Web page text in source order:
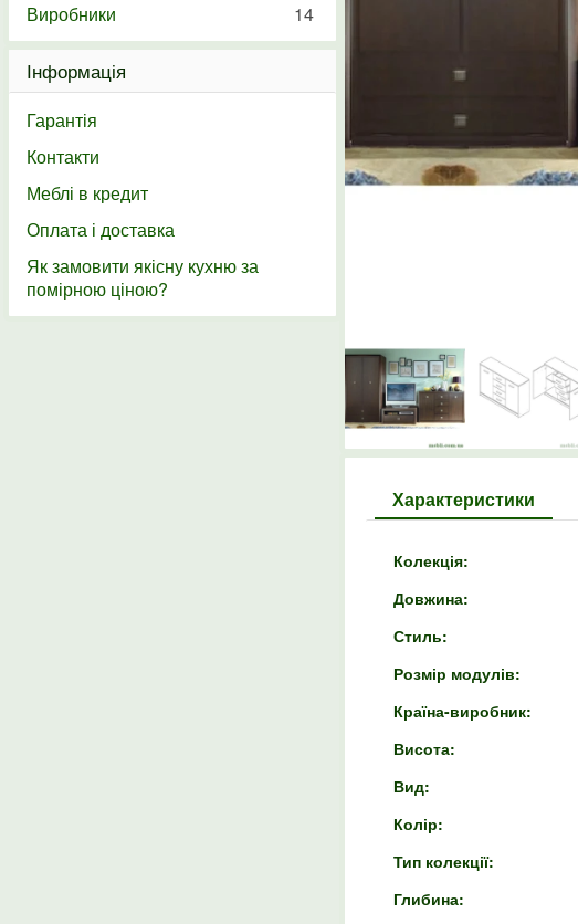
Характеристики
Колекція:
Довжина:
Стиль:
Розмір модулів:
Країна-виробник:
Висота:
Вид:
Колір:
Тип колекції:
Глибина:
Виробники
14
Інформація
Гарантія
Контакти
Меблі в кредит
Оплата і доставка
Як замовити якісну кухню за
помірною ціною?